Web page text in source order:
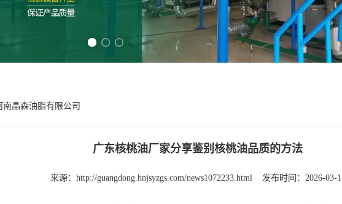
南晶森油脂有限公司
广东核桃油厂家分享鉴别核桃油品质的方法
来源： http://guangdong.hnjsyzgs.com/news1072233.html 发布时间：2026-03-